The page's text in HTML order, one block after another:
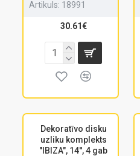
Artikuls: 18991
30.61€
Dekoratīvo disku
uzliku komplekts
"IBIZA", 14'', 4 gab